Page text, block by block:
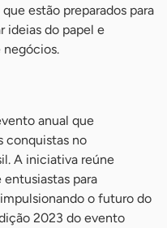
estão preparados para
ideias do papel e
negócios.
anual que
conquistas no
A iniciativa reúne
para
o futuro do
2023 do evento